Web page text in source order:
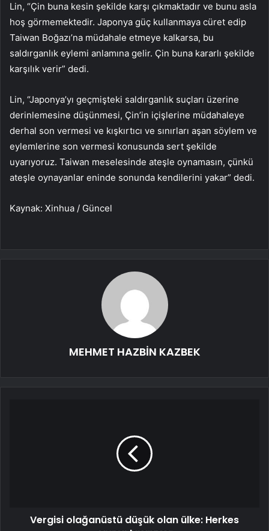
Lin, “Çin buna kesin şekilde karşı çıkmaktadır ve bunu asla
hoş görmemektedir. Japonya güç kullanmaya cüret edip
Taiwan Boğazı’na müdahale etmeye kalkarsa, bu
saldırganlık eylemi anlamına gelir. Çin buna kararlı şekilde
karşılık verir” dedi.
Lin, “Japonya’yı geçmişteki saldırganlık suçları üzerine
derinlemesine düşünmesi, Çin’in içişlerine müdahaleye
derhal son vermesi ve kışkırtıcı ve sınırları aşan söylem ve
eylemlerine son vermesi konusunda sert şekilde
uyarıyoruz. Taiwan meselesinde ateşle oynamasın, çünkü
ateşle oynayanlar eninde sonunda kendilerini yakar” dedi.
Kaynak: Xinhua / Güncel
MEHMET HAZBİN KAZBEK
Vergisi olağanüstü düşük olan ülke: Herkes